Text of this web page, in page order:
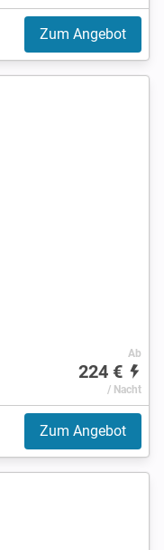
Zum Angebot
Ab
224 €
/ Nacht
Zum Angebot